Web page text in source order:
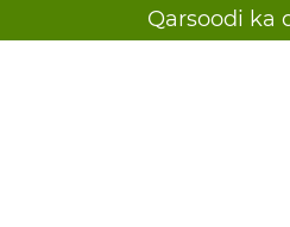
Footer
Qarsoodi ka